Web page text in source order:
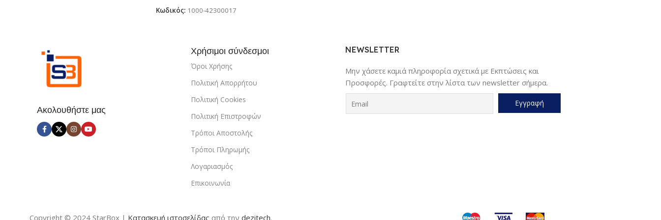
Κωδικός: 1000-42300017
Ακολουθήστε μας
Χρήσιμοι σύνδεσμοι
Όροι Χρήσης
Πολιτική Απορρήτου
Πολιτική Cookies
Πολιτική Επιστροφών
Τρόποι Αποστολής
Τρόποι Πληρωμής
Λογαριασμός
Επικοινωνία
NEWSLETTER
Μην χάσετε καμιά πληροφορία σχετικά με Εκπτώσεις και
Προσφορές. Γραφτείτε στην λίστα των newsletter σήμερα.
Copyright © 2024 StarBox | Κατασκευή ιστοσελίδας από την dezitech.